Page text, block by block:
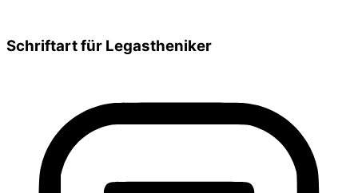
Schriftart für Legastheniker